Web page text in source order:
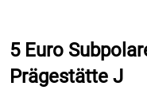
5 Euro
Prägestätte J